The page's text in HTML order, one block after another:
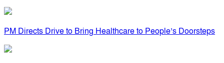
PM Directs Drive to Bring Healthcare to People’s Doorsteps